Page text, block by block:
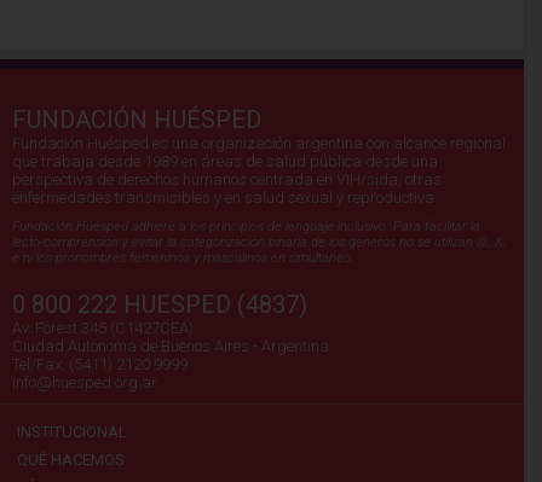
FUNDACIÓN HUÉSPED
Fundación Huésped es una organización argentina con alcance regional
que trabaja desde 1989 en áreas de salud pública desde una
perspectiva de derechos humanos centrada en VIH/sida, otras
enfermedades transmisibles y en salud sexual y reproductiva.
Fundación Huésped adhiere a los principios de lenguaje inclusivo. Para facilitar la
lecto-comprensión y evitar la categorización binaria de los géneros no se utilizan @, X,
e ni los pronombres femeninos y masculinos en simultáneo.
0 800 222 HUESPED (4837)
Av. Forest 345 (C1427CEA)
Ciudad Autónoma de Buenos Aires - Argentina
Tel/Fax: (5411) 2120 9999
info@huesped.org.ar
INSTITUCIONAL
QUÉ HACEMOS